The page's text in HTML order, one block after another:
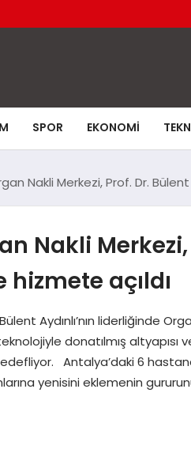
SPOR EKONOMI
Nakli Merkezi, Prof. Dr. Bülent
Nakli Merkezi,
hizmete açıldı
Aydınlı’nın liderliğinde
donatılmış altyapısı
Antalya’daki 6
yenisini eklemenin